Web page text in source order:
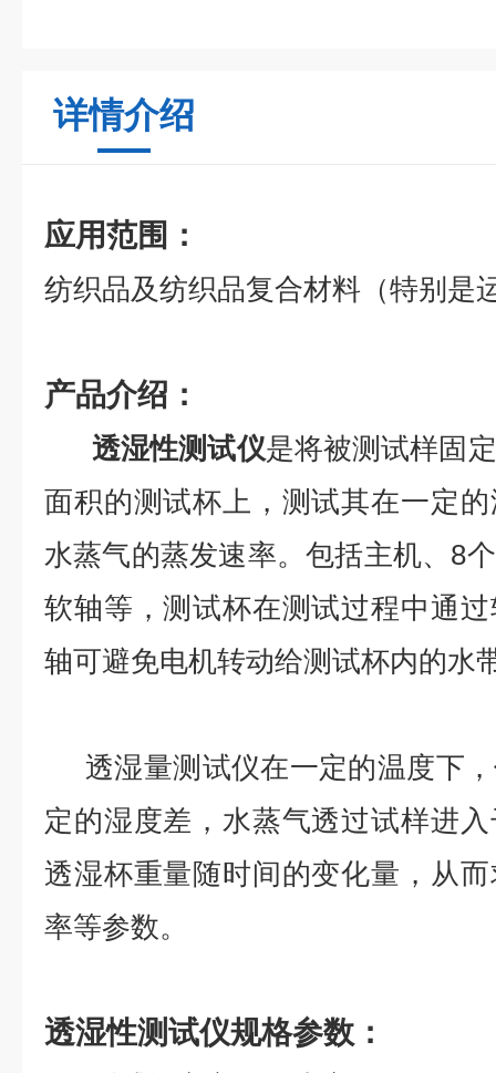
详情介绍
应用范围：
纺织品及纺织品复合材料（特别是
产品介绍：
透湿性测试仪是将被测试样固
面积的测试杯上，测试其在一定
水蒸气的蒸发速率。包括主机、8
软轴等，测试杯在测试过程中通
轴可避免电机转动给测试杯内的水
透湿量测试仪在一定的温度下
定的湿度差，水蒸气透过试样进
透湿杯重量随时间的变化量，从
率等参数。
透湿性测试仪规格参数：